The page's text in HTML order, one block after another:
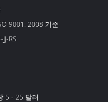
9001: 2008 기준
RS
5 - 25 달러